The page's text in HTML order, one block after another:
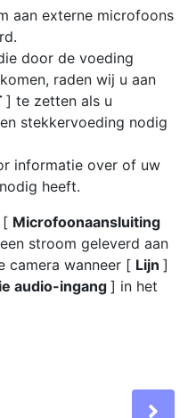
aan externe microfoons
door de voeding
raden wij u aan
] te zetten als u
stekkervoeding nodig
informatie over of uw
heeft.
[ Microfoonaansluiting
stroom geleverd aan
camera wanneer [ Lijn ]
audio-ingang] in het